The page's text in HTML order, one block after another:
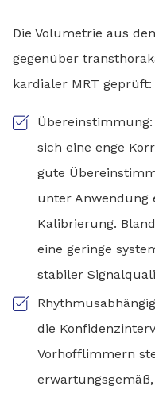
Die Volumetrie aus
gegenüber
kardialer MRT geprüft:
sich eine enge
gute
unter Anwendung
Kalibrierung.
eine geringe
stabiler
die
Vorhofflimmern